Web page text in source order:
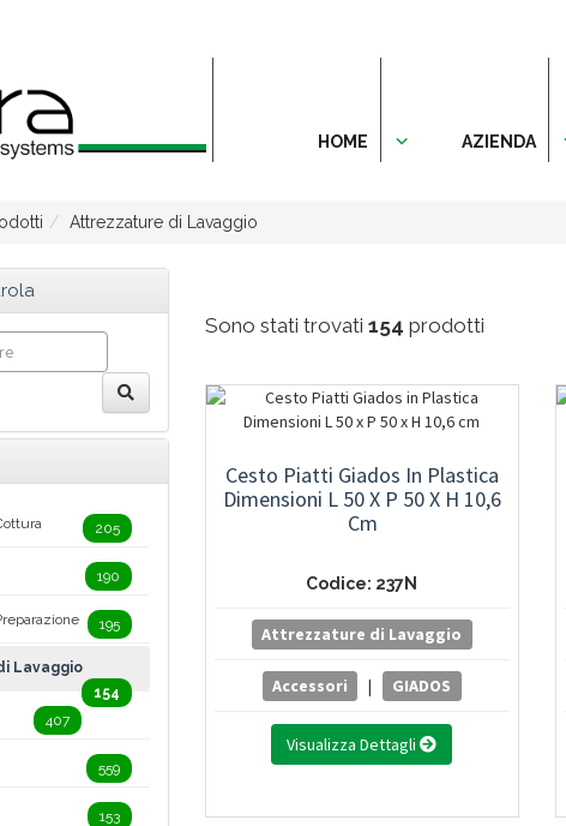
HOME AZIENDA
Attrezzature di Lavaggio
Sono stati trovati 154 prodotti
Cesto Piatti Giados In Plastica
Dimensioni L 50 X P 50 X H 10,6
Cm
Codice: 237N
Attrezzature di Lavaggio
Accessori | GIADOS
Visualizza Dettagli
205
190
195
Lavaggio
154
407
559
153